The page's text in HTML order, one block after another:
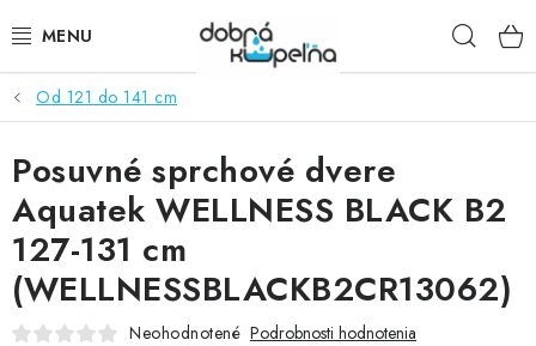
na
SPRCHOVÉ KÚTY
SPRCHOVÉ DVERE
BATÉRIE
VANE
Od 121 do 141 cm
Posuvné sprchové dvere
Aquatek WELLNESS BLACK B2
127-131 cm
(WELLNESSBLACKB2CR13062)
Neohodnotené Podrobnosti hodnotenia